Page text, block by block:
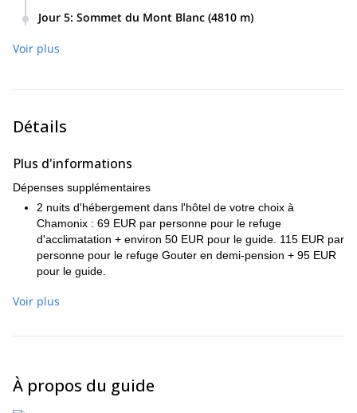
(3815 m), où nous passons la nuit.
Jour 5: Sommet du Mont Blanc (4810 m)
Voir plus
Détails
Plus d'informations
Dépenses supplémentaires
2 nuits d'hébergement dans l'hôtel de votre choix à
Chamonix : 69 EUR par personne pour le refuge
d'acclimatation + environ 50 EUR pour le guide. 115 EUR par
personne pour le refuge Gouter en demi-pension + 95 EUR
pour le guide.
aller-retour. Vous aurez besoin de 3 billets aller-retour pour
Boissons dans les refuges.
Voir plus
À propos du guide